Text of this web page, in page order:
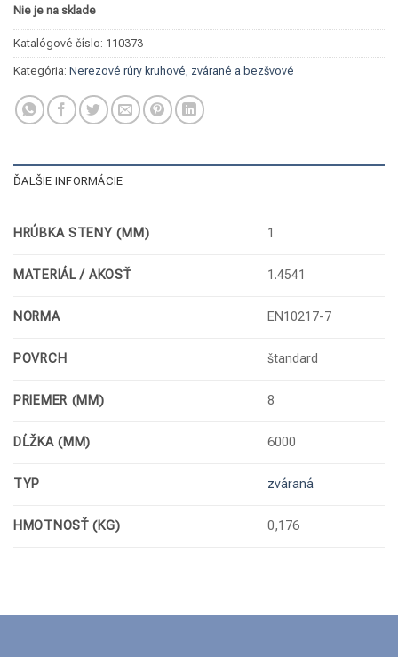
Nie je na sklade
Katalógové číslo: 110373
Kategória: Nerezové rúry kruhové, zvárané a bezšvové
ĎALŠIE INFORMÁCIE
HRÚBKA STENY (MM) 1
MATERIÁL / AKOSŤ 1.4541
NORMA EN10217-7
POVRCH štandard
PRIEMER (MM) 8
DĹŽKA (MM) 6000
TYP zváraná
HMOTNOSŤ (KG) 0,176